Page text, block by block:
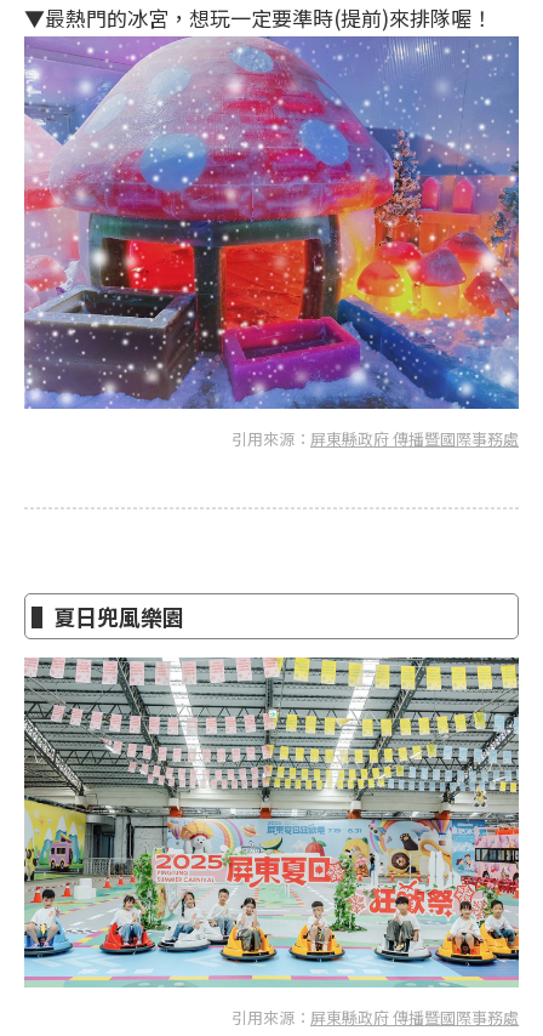
▼最熱門的冰宮，想玩一定要準時(提前)來排隊喔！
引用來源： 屏東縣政府 傳播暨國際事務處
▌夏日兜風樂園
引用來源： 屏東縣政府 傳播暨國際事務處